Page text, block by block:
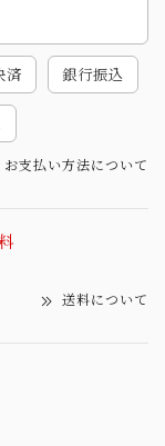
済 銀行振込
お支払い方法について
送料について